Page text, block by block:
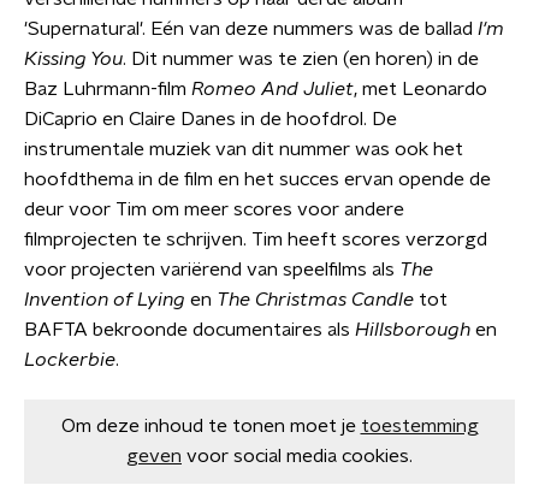
'Supernatural'. Eén van deze nummers was de ballad I'm
Kissing You. Dit nummer was te zien (en horen) in de
Baz Luhrmann-film Romeo And Juliet, met Leonardo
DiCaprio en Claire Danes in de hoofdrol. De
instrumentale muziek van dit nummer was ook het
hoofdthema in de film en het succes ervan opende de
deur voor Tim om meer scores voor andere
filmprojecten te schrijven. Tim heeft scores verzorgd
voor projecten variërend van speelfilms als The
Invention of Lying en The Christmas Candle tot
BAFTA bekroonde documentaires als Hillsborough en
Lockerbie.
Om deze inhoud te tonen moet je toestemming
geven voor social media cookies.